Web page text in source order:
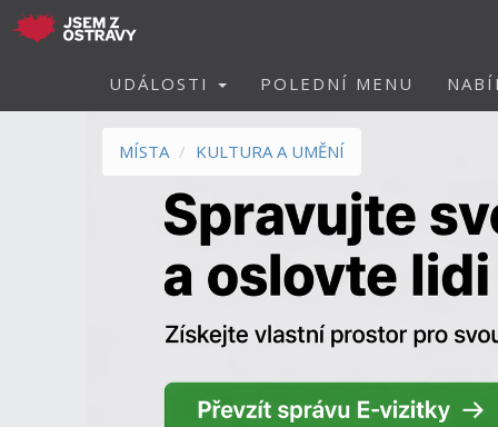
UDÁLOSTI POLEDNÍ MENU
MÍSTA KULTURA A UMĚNÍ